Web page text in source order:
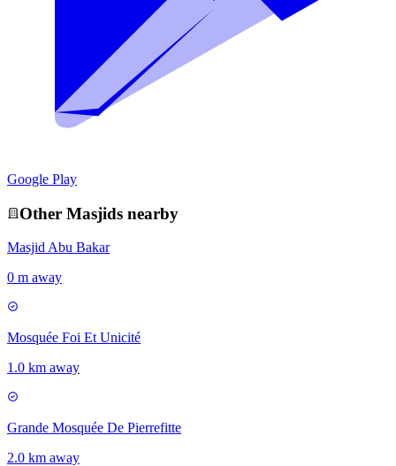
Google Play
Other Masjids nearby
Masjid Abu Bakar
0 m away
Mosquée Foi Et Unicité
1.0 km away
Grande Mosquée De Pierrefitte
2.0 km away